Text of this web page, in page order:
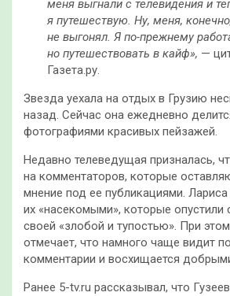
меня выгнали с телевидения и
я путешествую. Ну, меня,
не выгонял. Я по-прежнему
но путешествовать в кайф», —
Газета.ру.
Звезда уехала на отдых в Грузию
назад. Сейчас она ежедневно
фотографиями красивых пейзажей.
Недавно телеведущая призналась,
на комментаторов, которые
мнение под ее публикациями. Лариса
их «насекомыми», которые опустили
своей «злобой и тупостью». При
отмечает, что намного чаще видит
комментарии и восхищается
Ранее 5-tv.ru рассказывал, что